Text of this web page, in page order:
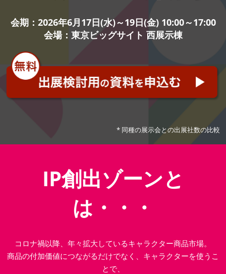
出
展
の
ご
会期：2026年6月17日(水)～19日(金) 10:00～17:00
会場：東京ビッグサイト 西展示棟
* 同種の展示会との出展社数の比較
IP創出ゾーンと
は・・・
コロナ禍以降、年々拡大しているキャラクター商品市場。
商品の付加価値につながるだけでなく、キャラクターを使うこ
とで、